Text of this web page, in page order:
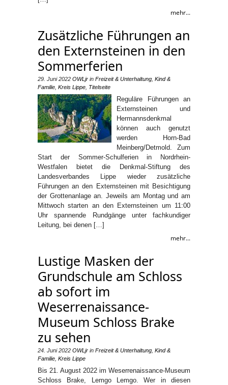
mehr...
Zusätzliche Führungen an
den Externsteinen in den
Sommerferien
29. Juni 2022 OWLjr in Freizeit & Unterhaltung Kind &
Familie Kreis Lippe Titelseite
Reguläre Führungen an
Externsteinen und
Hermannsdenkmal
können auch genutzt
werden Horn-Bad
Meinberg/Detmold. Zum
Start der Sommer-Schulferien in Nordrhein-
Westfalen bietet die Denkmal-Stiftung des
Landesverbandes Lippe wieder zusätzliche
Führungen an den Externsteinen mit Besichtigung
der Grottenanlage an. Jeweils am Montag und am
Mittwoch starten an den Externsteinen um 11:00
Uhr spannende Rundgänge unter fachkundiger
Leitung, bei denen […]
mehr...
Lustige Masken der
Grundschule am Schloss
ab sofort im
Weserrenaissance-
Museum Schloss Brake
zu sehen
24. Juni 2022 OWLjr in Freizeit & Unterhaltung Kind &
Familie Kreis Lippe
Bis 21. August 2022 im Weserrenaissance-Museum
Schloss Brake, Lemgo Lemgo. Wer in diesen